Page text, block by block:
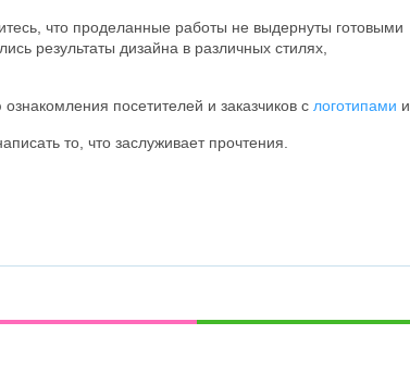
что проделанные работы не выдернуты готовыми
результаты дизайна в различных стилях,
посетителей и заказчиков с логотипами и
то, что заслуживает прочтения.